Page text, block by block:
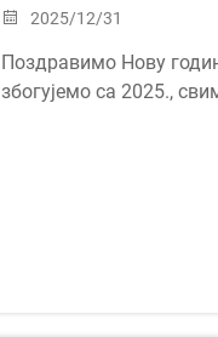
2025/12/31
Поздравимо Нову
збогујемо са 2025.,